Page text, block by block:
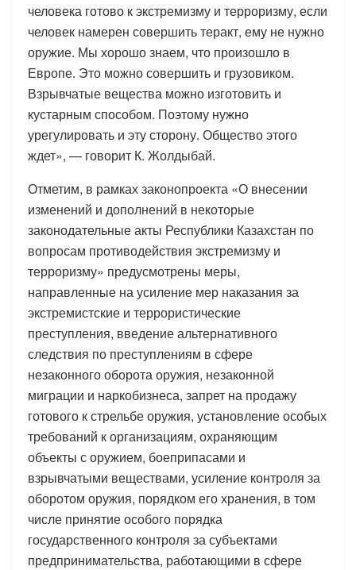
человека готово к экстремизму и терроризму, если
человек намерен совершить теракт, ему не нужно
оружие. Мы хорошо знаем, что произошло в
Европе. Это можно совершить и грузовиком.
Взрывчатые вещества можно изготовить и
кустарным способом. Поэтому нужно
урегулировать и эту сторону. Общество этого
ждет», — говорит К. Жолдыбай.
Отметим, в рамках законопроекта «О внесении
изменений и дополнений в некоторые
законодательные акты Республики Казахстан по
вопросам противодействия экстремизму и
терроризму» предусмотрены меры,
направленные на усиление мер наказания за
экстремистские и террористические
преступления, введение альтернативного
следствия по преступлениям в сфере
незаконного оборота оружия, незаконной
миграции и наркобизнеса, запрет на продажу
готового к стрельбе оружия, установление особых
требований к организациям, охраняющим
объекты с оружием, боеприпасами и
взрывчатыми веществами, усиление контроля за
оборотом оружия, порядком его хранения, в том
числе принятие особого порядка
государственного контроля за субъектами
предпринимательства, работающими в сфере